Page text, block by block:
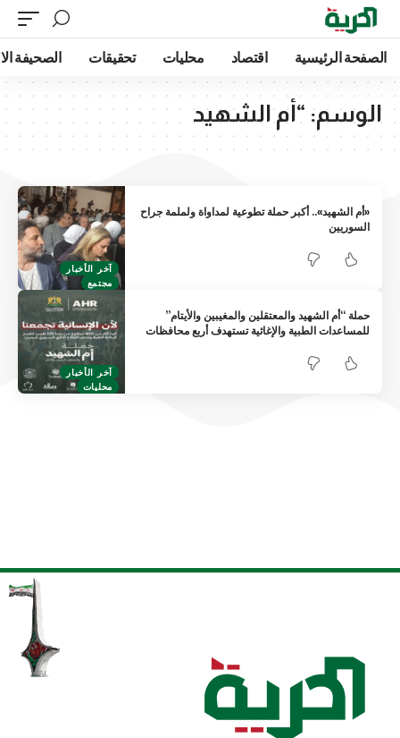
الصفحة الرئيسية اقتصاد محليات تحقيقات الصحيفة
الوسم: “أم الشهيد
آخر الأخبار
مجتمع
«أم الشهيد».. أكبر حملة تطوعية لمداواة ولملمة جراح
السوريين
آخر الأخبار
محليات
حملة “أم الشهيد والمعتقلين والمغيبين والأيتام”
للمساعدات الطبية والإغاثية تستهدف أربع محافظات